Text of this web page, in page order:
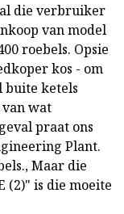
die verbruiker
van model
roebels. Opsie
kos - om
buite ketels
van wat
praat ons
Plant.
Maar die
(2)" is die moeite